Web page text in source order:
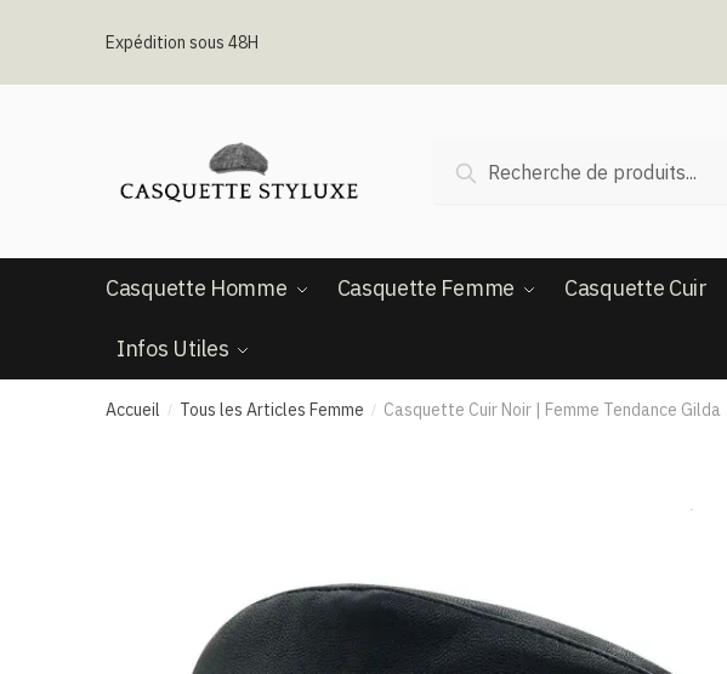
Expédition sous 48H
pour :
Recherche
Casquette Homme Casquette Femme Casquette Cuir
Infos Utiles
Accueil / Tous les Articles Femme / Casquette Cuir Noir | Femme Tendance Gilda